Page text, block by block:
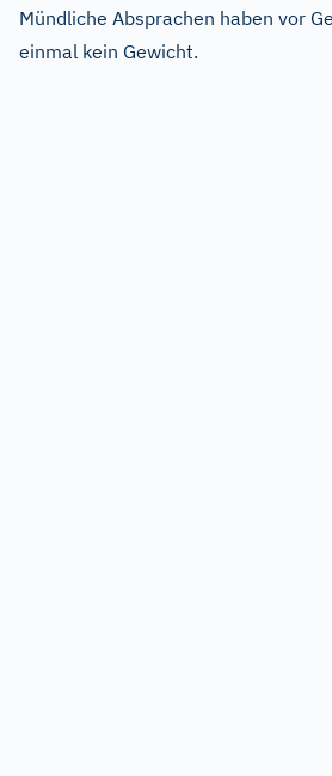
Mündliche Absprachen haben vor
einmal kein Gewicht.